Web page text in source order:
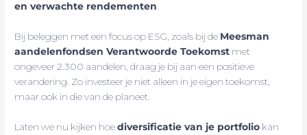
en verwachte rendementen
Bij beleggen met een focus op ESG, zoals bij de Meesman
aandelenfondsen Verantwoorde Toekomst met
ongeveer 2.300 aandelen, draag je bij aan een positieve
verandering. Zo investeer je niet alleen in je eigen toekomst,
maar ook in die van de planeet.
Laten we nu kijken hoediversificatie van je portfolio kan